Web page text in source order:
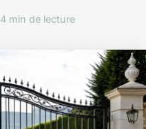
4 min de lecture